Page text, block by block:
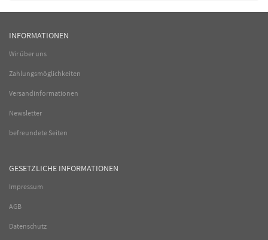
INFORMATIONEN
Wir über uns
Zahlungsmöglichkeiten
Versandinformationen
Newsletter
befreundete Seiten
GESETZLICHE INFORMATIONEN
Impressum
AGB
Datenschutz